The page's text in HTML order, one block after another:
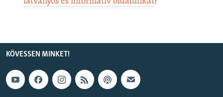
KÖVESSEN MINKET!